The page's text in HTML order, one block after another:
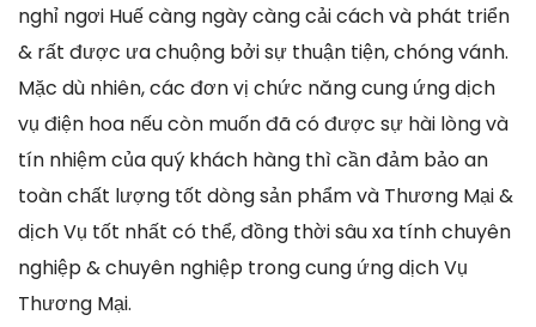
nghỉ ngơi Huế càng ngày càng cải cách và phát triển
& rất được ưa chuộng bởi sự thuận tiện, chóng vánh.
Mặc dù nhiên, các đơn vị chức năng cung ứng dịch
vụ điện hoa nếu còn muốn đã có được sự hài lòng và
tín nhiệm của quý khách hàng thì cần đảm bảo an
toàn chất lượng tốt dòng sản phẩm và Thương Mại &
dịch Vụ tốt nhất có thể, đồng thời sâu xa tính chuyên
nghiệp & chuyên nghiệp trong cung ứng dịch Vụ
Thương Mại.